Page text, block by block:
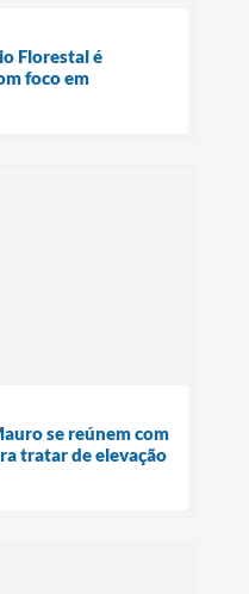
Florestal é
foco em
se reúnem com
tratar de elevação